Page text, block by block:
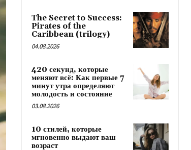
The Secret to Success:
Pirates of the
Caribbean (trilogy)
04.08.2026
420 секунд, которые
меняют всё: Как первые 7
минут утра определяют
молодость и состояние
03.08.2026
10 стилей, которые
мгновенно выдают ваш
возраст